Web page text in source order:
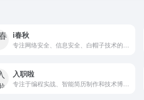
i春秋
入职啦